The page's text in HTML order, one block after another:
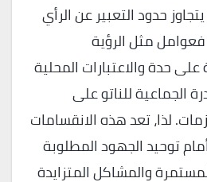
حدود التعبير عن الرأي
مثل الرؤية
على حدة والاعتبارات المحلية
الجماعية للناتو على
لذا، تعد هذه الانقسامات
توحيد الجهود المطلوبة
والمشاكل المتزايدة